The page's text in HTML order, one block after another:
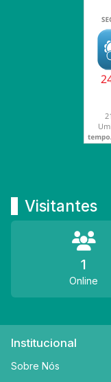
Visitantes
1
Online
Institucional
Sobre Nós